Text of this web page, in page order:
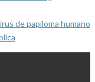
de papiloma humano